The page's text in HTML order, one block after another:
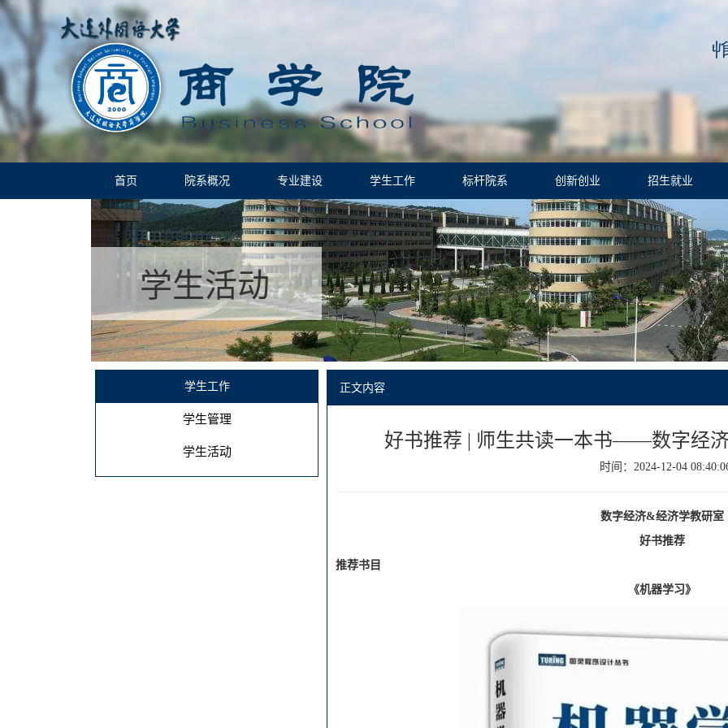
首页 院系概况 专业建设 学生工作 标杆院系 创新创业 招生就业
学生活动
学生工作
学生管理
学生活动
正文内容
好书推荐 | 师生共读一本书——数字经
时间：2024-12-04
数字经济&经济学教研室
好书推荐
推荐书目
《机器学习》